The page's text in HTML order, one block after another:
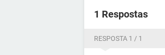
1 Respostas
RESPOSTA 1 / 1